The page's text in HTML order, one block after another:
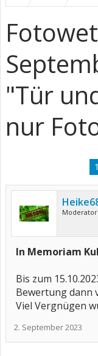
"Tür
nur
1
In Memoriam
Bis zum
Bewertung dann
Viel Vergnügen
2. September 2023